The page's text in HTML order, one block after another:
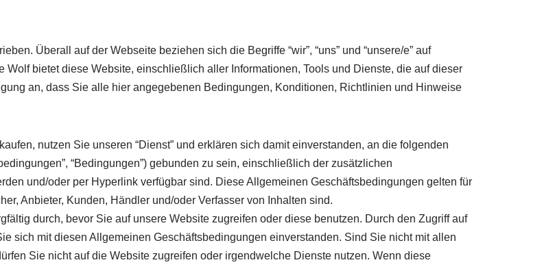
Überall auf der Webseite beziehen sich die Begriffe “wir”, “uns” und “unsere/e” auf
bietet diese Website, einschließlich aller Informationen, Tools und Dienste, die auf dieser
an, dass Sie alle hier angegebenen Bedingungen, Konditionen, Richtlinien und Hinweise
nutzen Sie unseren “Dienst” und erklären sich damit einverstanden, an die folgenden
“Bedingungen”) gebunden zu sein, einschließlich der zusätzlichen
und/oder per Hyperlink verfügbar sind. Diese Allgemeinen Geschäftsbedingungen gelten für
Anbieter, Kunden, Händler und/oder Verfasser von Inhalten sind.
durch, bevor Sie auf unsere Website zugreifen oder diese benutzen. Durch den Zugriff auf
sich mit diesen Allgemeinen Geschäftsbedingungen einverstanden. Sind Sie nicht mit allen
Sie nicht auf die Website zugreifen oder irgendwelche Dienste nutzen. Wenn diese